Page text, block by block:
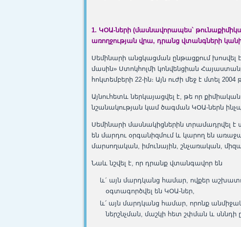
1. ԿՕԱ-ների (մասնավորապես`
առողջության վրա, դրանց վտանգների
Սեմինարի անցկացման ընթացքում խոսվել
մասին» Ստոկհոլմի կոնվենցիան
հոկտեմբերի 22-ին։ Այն ուժի մեջ է մտել 2004
Այնուհետև ներկայացվել է, թե որ
նշանակության կամ ծագման ԿՕԱ-ներն
Սեմինարի մասնակիցներին տրամադրվել է
են մարդու օրգանիզմում և կարող են
մարսողական, իմունային, շնչառական,
Նաև նշվել է, որ դրանք վտանգավոր են
և´ այն մարդկանց համար, ովքեր
օգտագործվել են ԿՕԱ-ներ,
և՛ այն մարդկանց համար, որոնք
ներշնչման, մաշկի հետ շփման և սննդի